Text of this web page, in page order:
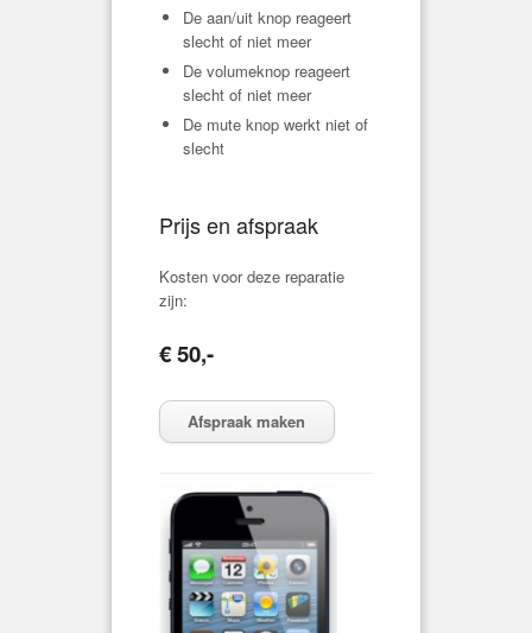
De aan/uit knop reageert
slecht of niet meer
De volumeknop reageert
slecht of niet meer
De mute knop werkt niet of
slecht
Prijs en afspraak
Kosten voor deze reparatie
zijn:
€ 50,-
Afspraak maken